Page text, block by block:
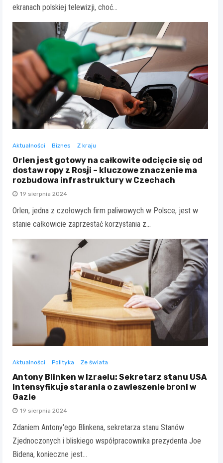
ekranach polskiej telewizji, choć…
Aktualności Biznes Z kraju
Orlen jest gotowy na całkowite odcięcie się od
dostaw ropy z Rosji – kluczowe znaczenie ma
rozbudowa infrastruktury w Czechach
19 sierpnia 2024
Orlen, jedna z czołowych firm paliwowych w Polsce, jest w
stanie całkowicie zaprzestać korzystania z…
Aktualności Polityka Ze świata
Antony Blinken w Izraelu: Sekretarz stanu USA
intensyfikuje starania o zawieszenie broni w
Gazie
19 sierpnia 2024
Zdaniem Antony'ego Blinkena, sekretarza stanu Stanów
Zjednoczonych i bliskiego współpracownika prezydenta Joe
Bidena, konieczne jest…